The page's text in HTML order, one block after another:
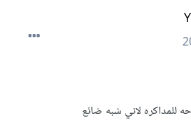
لاني شبه ضائع